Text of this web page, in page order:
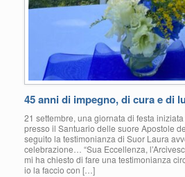
45 anni di impegno, di cura e di
21 settembre, una giornata di festa
presso il Santuario delle suore Apostole
seguito la testimonianza di Suor Laura
celebrazione… “Sua Eccellenza,
mi ha chiesto di fare una testimonianza
io la faccio con […]